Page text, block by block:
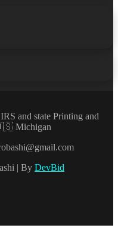
and state Printing and
Michigan
| By DevBid